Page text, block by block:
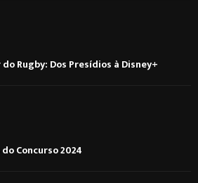
Rugby: Dos Presídios à Disney+
Concurso 2024